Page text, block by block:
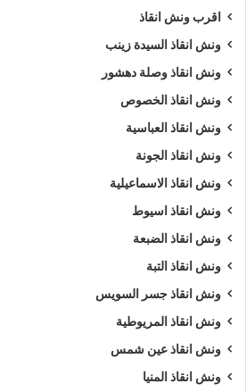
اقرب ونش انقاذ
ونش انقاذ السيدة زينب
ونش انقاذ وصلة دهشور
ونش انقاذ الخصوص
ونش انقاذ العباسية
ونش انقاذ الجونة
ونش انقاذ الاسماعيلية
ونش انقاذ اسيوط
ونش انقاذ الضبعة
ونش انقاذ التبة
ونش انقاذ جسر السويس
ونش انقاذ المريوطية
ونش انقاذ عين شمس
ونش انقاذ المنيا